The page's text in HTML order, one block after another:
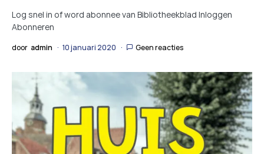
Log snel in of word abonnee van Bibliotheekblad Inloggen
Abonneren
door admin 10 januari 2020 Geen reacties